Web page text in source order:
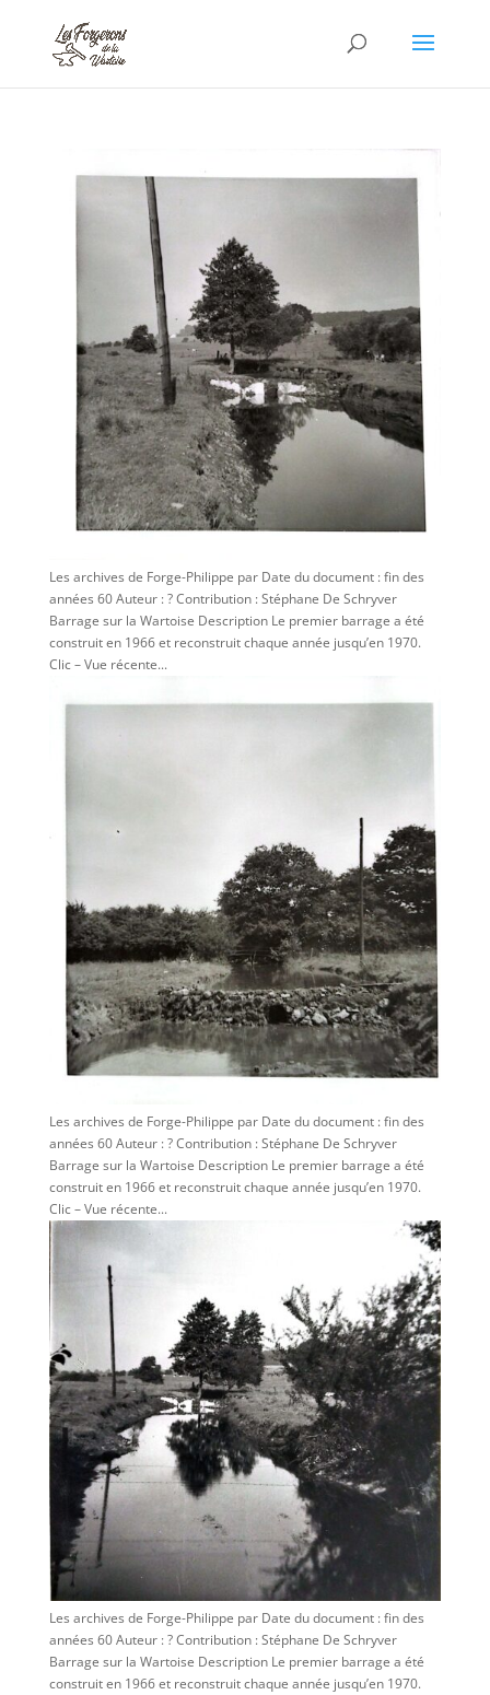
Les archives de Forge-Philippe par Date du document : fin des
années 60 Auteur : ? Contribution : Stéphane De Schryver
Barrage sur la Wartoise Description Le premier barrage a été
construit en 1966 et reconstruit chaque année jusqu’en 1970.
Clic – Vue récente...
Les archives de Forge-Philippe par Date du document : fin des
années 60 Auteur : ? Contribution : Stéphane De Schryver
Barrage sur la Wartoise Description Le premier barrage a été
construit en 1966 et reconstruit chaque année jusqu’en 1970.
Clic – Vue récente...
Les archives de Forge-Philippe par Date du document : fin des
années 60 Auteur : ? Contribution : Stéphane De Schryver
Barrage sur la Wartoise Description Le premier barrage a été
construit en 1966 et reconstruit chaque année jusqu’en 1970.